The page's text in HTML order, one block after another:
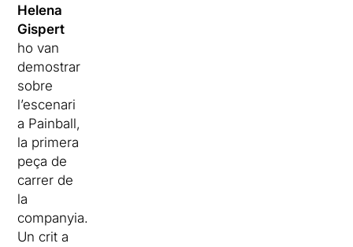
Helena
Gispert
ho van
demostrar
sobre
l’escenari
a Painball,
la primera
peça de
carrer de
la
companyia.
Un crit a